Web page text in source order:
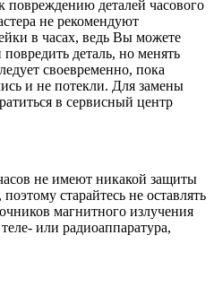
повреждению деталей часового
не рекомендуют
в часах, ведь Вы можете
деталь, но менять
своевременно, пока
и не потекли. Для замены
в сервисный центр
не имеют никакой защиты
старайтесь не оставлять
магнитного излучения
или радиоаппаратура,